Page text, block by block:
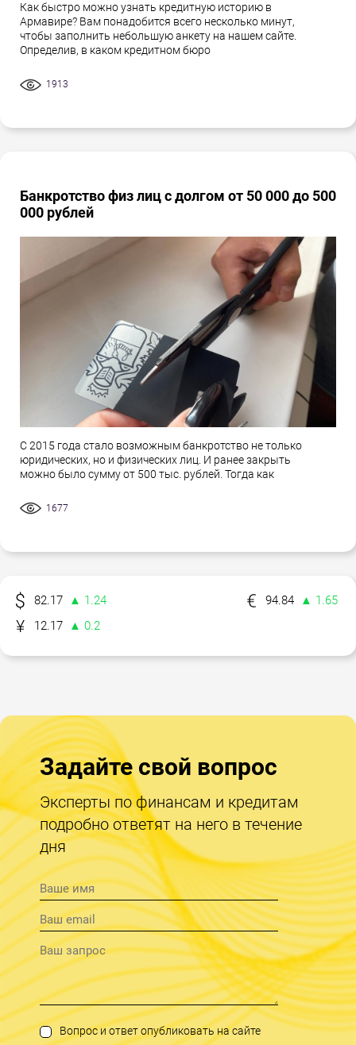
Как быстро можно узнать кредитную историю в
Армавире? Вам понадобится всего несколько минут,
чтобы заполнить небольшую анкету на нашем сайте.
Определив, в каком кредитном бюро
1913
Банкротство физ лиц с долгом от 50 000 до 500
000 рублей
С 2015 года стало возможным банкротство не только
юридических, но и физических лиц. И ранее закрыть
можно было сумму от 500 тыс. рублей. Тогда как
1677
82.17 ▲ 1.24 94.84
▲ 1.65
12.17
▲ 0.2
Задайте свой вопрос
Эксперты по финансам и кредитам
подробно ответят на него в течение
дня
Вопрос и ответ опубликовать на сайте